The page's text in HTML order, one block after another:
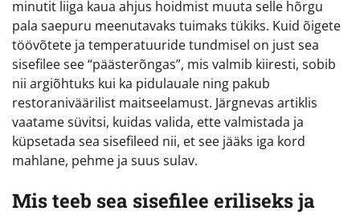
minutit liiga kaua ahjus hoidmist muuta selle hõrgu
pala saepuru meenutavaks tuimaks tükiks. Kuid õigete
töövõtete ja temperatuuride tundmisel on just sea
sisefilee see “päästerõngas”, mis valmib kiiresti, sobib
nii argiõhtuks kui ka pidulauale ning pakub
restoraniväärilist maitseelamust. Järgnevas artiklis
vaatame süvitsi, kuidas valida, ette valmistada ja
küpsetada sea sisefileed nii, et see jääks iga kord
mahlane, pehme ja suus sulav.
Mis teeb sea sisefilee eriliseks ja